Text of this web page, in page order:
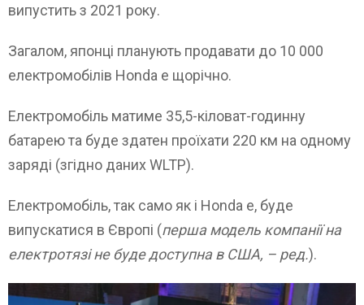
випустить з 2021 року.
Загалом, японці планують продавати до 10 000
електромобілів Honda e щорічно.
Електромобіль матиме 35,5-кіловат-годинну
батарею та буде здатен проїхати 220 км на одному
заряді (згідно даних WLTP).
Електромобіль, так само як і Honda e, буде
випускатися в Європі (перша модель компанії на
електротязі не буде доступна в США, – ред.).